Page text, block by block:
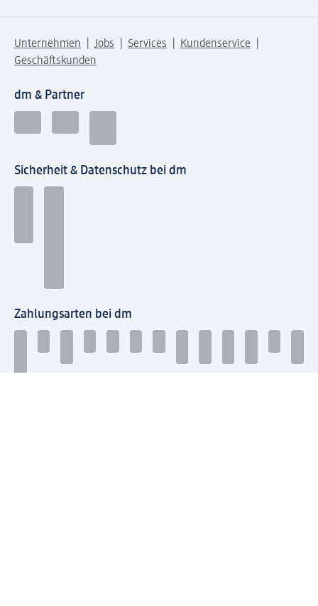
Unternehmen Jobs Services
Kundenservice
Geschäftskunden
dm & Partner
Sicherheit & Datenschutz bei dm
Zahlungsarten bei dm